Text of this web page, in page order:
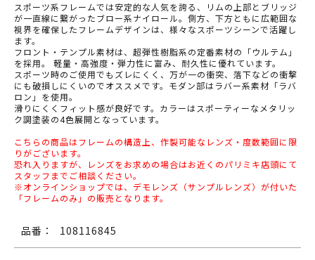
スポーツ系フレームでは安定的な人気を誇る、リムの上部とブリッジ
が一直線に繋がったブロー系ナイロール。側方、下方ともに広範囲な
視界を確保したフレームデザインは、様々なスポーツシーンで活躍し
ます。
フロント・テンプル素材は、超弾性樹脂系の定番素材の「ウルテム」
を採用。 軽量・高強度・弾力性に富み、耐久性に優れています。
スポーツ時のご使用でもズレにくく、万が一の衝突、落下などの衝撃
にも破損しにくいのでオススメです。モダン部はラバー系素材「ラバ
ロン」を使用。
滑りにくくフィット感が良好です。カラーはスポーティーなメタリッ
ク調塗装の4色展開となっています。
こちらの商品はフレームの構造上、作製可能なレンズ・度数範囲に限
りがございます。
恐れ入りますが、レンズをお求めの場合はお近くのパリミキ店頭にて
スタッフまでご相談ください。
※オンラインショップでは、デモレンズ（サンプルレンズ）が付いた
「フレームのみ」の販売となります。
品番： 108116845